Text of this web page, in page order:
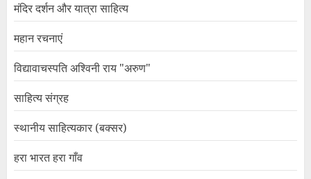
मंदिर दर्शन और यात्रा साहित्य
महान रचनाएं
विद्यावाचस्पति अश्विनी राय "अरुण"
साहित्य संग्रह
स्थानीय साहित्यकार (बक्सर)
हरा भारत हरा गाँव